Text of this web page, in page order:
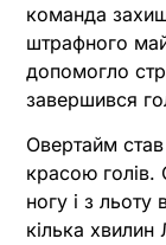
команда
штрафного
допомогло
завершився
Овертайм
красою голів.
ногу і з льоту
кілька